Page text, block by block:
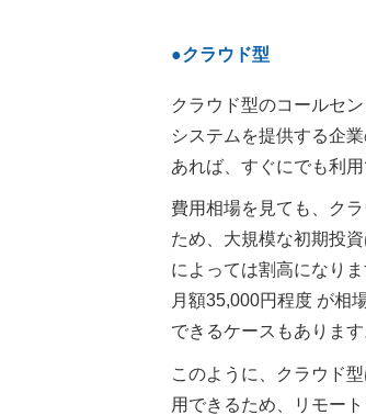
●クラウド型
クラウド型のコールセ
システムを提供する企
あれば、すぐにでも利
費用相場を見ても、ク
ため、大規模な初期投
によっては割高になり
月額35,000円程度 が相
できるケースもあります
このように、クラウド
用できるため、リモー